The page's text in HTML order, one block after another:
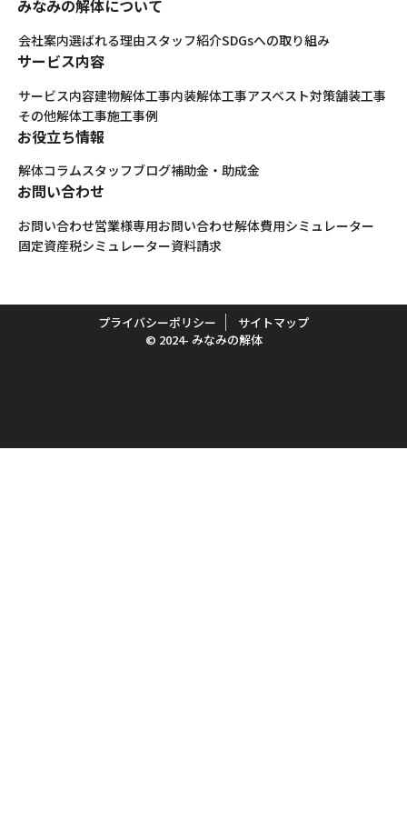
みなみの解体について
会社案内選ばれる理由スタッフ紹介SDGsへの取り組み
サービス内容
サービス内容建物解体工事内装解体工事アスベスト対策舗装工事
その他解体工事施工事例
お役立ち情報
解体コラムスタッフブログ補助金・助成金
お問い合わせ
お問い合わせ営業様専用お問い合わせ解体費用シミュレーター
固定資産税シミュレーター資料請求
プライバシーポリシー
サイトマップ
© 2024- みなみの解体